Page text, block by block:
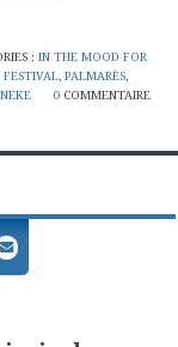
:IN THE MOOD FOR
FESTIVAL,PALMARÈS,
0 COMMENTAIRE